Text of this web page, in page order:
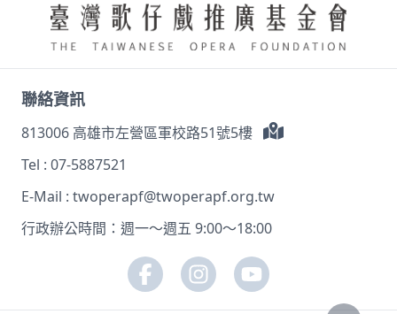
聯絡資訊
813006 高雄市左營區軍校路51號5樓
Tel : 07-5887521
E-Mail : twoperapf@twoperapf.org.tw
行政辦公時間：週一～週五 9:00～18:00